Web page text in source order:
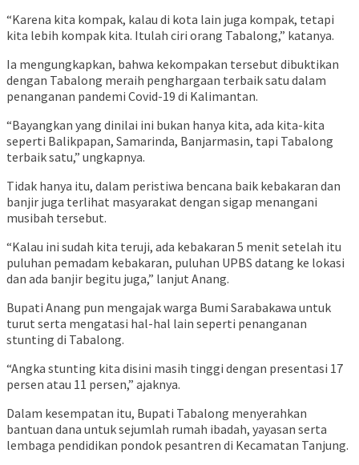
“Karena kita kompak, kalau di kota lain juga kompak, tetapi
kita lebih kompak kita. Itulah ciri orang Tabalong,” katanya.
Ia mengungkapkan, bahwa kekompakan tersebut dibuktikan
dengan Tabalong meraih penghargaan terbaik satu dalam
penanganan pandemi Covid-19 di Kalimantan.
“Bayangkan yang dinilai ini bukan hanya kita, ada kita-kita
seperti Balikpapan, Samarinda, Banjarmasin, tapi Tabalong
terbaik satu,” ungkapnya.
Tidak hanya itu, dalam peristiwa bencana baik kebakaran dan
banjir juga terlihat masyarakat dengan sigap menangani
musibah tersebut.
“Kalau ini sudah kita teruji, ada kebakaran 5 menit setelah itu
puluhan pemadam kebakaran, puluhan UPBS datang ke lokasi
dan ada banjir begitu juga,” lanjut Anang.
Bupati Anang pun mengajak warga Bumi Sarabakawa untuk
turut serta mengatasi hal-hal lain seperti penanganan
stunting di Tabalong.
“Angka stunting kita disini masih tinggi dengan presentasi 17
persen atau 11 persen,” ajaknya.
Dalam kesempatan itu, Bupati Tabalong menyerahkan
bantuan dana untuk sejumlah rumah ibadah, yayasan serta
lembaga pendidikan pondok pesantren di Kecamatan Tanjung.